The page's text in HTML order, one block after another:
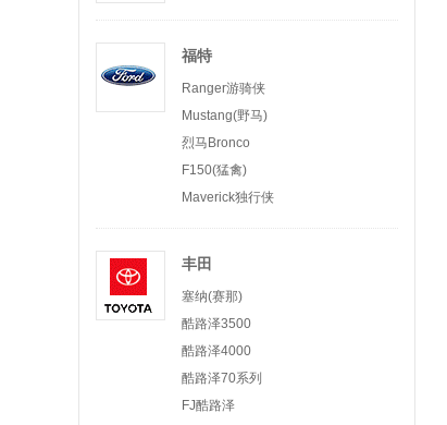
福特
Ranger游骑侠
Mustang(野马)
烈马Bronco
F150(猛禽)
Maverick独行侠
丰田
塞纳(赛那)
酷路泽3500
酷路泽4000
酷路泽70系列
FJ酷路泽